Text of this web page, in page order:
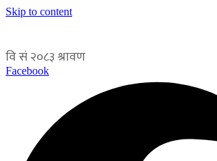
Skip to content
Facebook